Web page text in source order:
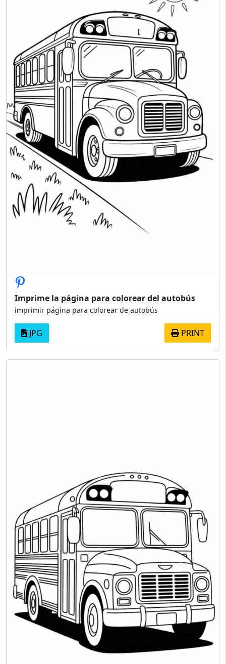
Imprime la página para colorear del autobús
imprimir página para colorear de autobús
JPG PRINT